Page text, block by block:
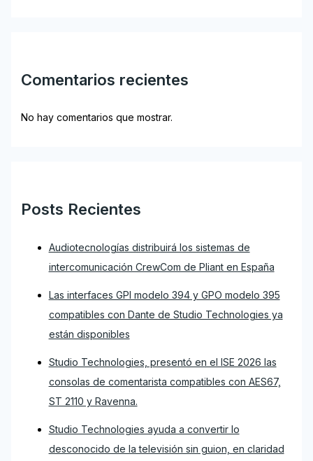
Comentarios recientes
No hay comentarios que mostrar.
Posts Recientes
Audiotecnologías distribuirá los sistemas de
intercomunicación CrewCom de Pliant en España
Las interfaces GPI modelo 394 y GPO modelo 395
compatibles con Dante de Studio Technologies ya
están disponibles
Studio Technologies, presentó en el ISE 2026 las
consolas de comentarista compatibles con AES67,
ST 2110 y Ravenna.
Studio Technologies ayuda a convertir lo
desconocido de la televisión sin guion, en claridad